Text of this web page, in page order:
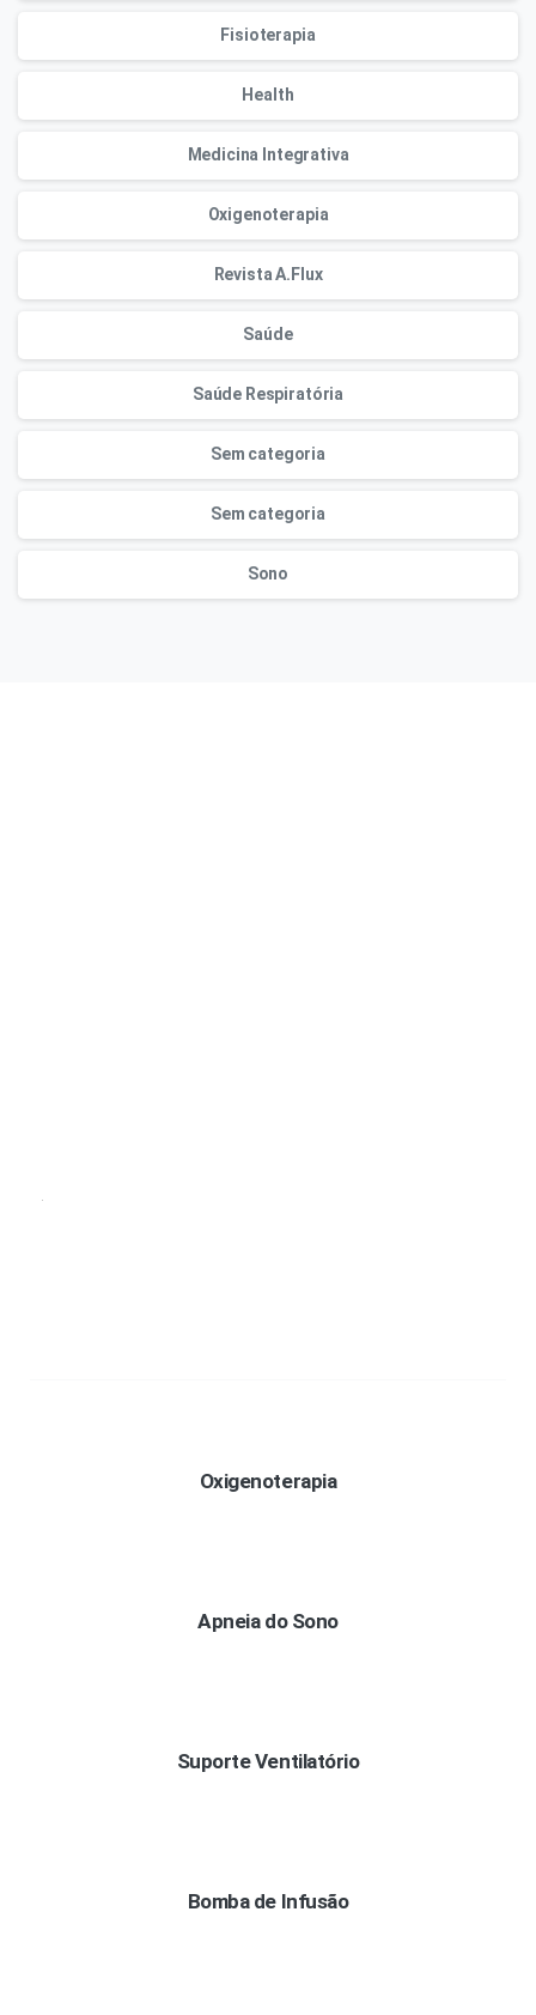
Fisioterapia
Health
Medicina Integrativa
Oxigenoterapia
Revista A.Flux
Saúde
Saúde Respiratória
Sem categoria
Sem categoria
Sono
Oxigenoterapia
Apneia do Sono
Suporte Ventilatório
Bomba de Infusão